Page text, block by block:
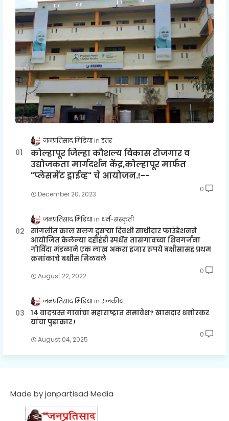
जनप्रतिसाद मिडिया इतर
कोल्हापूर जिल्हा कौशल्य विकास रोजगार व
उद्योजकता मार्गदर्शन केंद्र,कोल्हापूर मार्फत
"प्लेसमेंट ड्राईव्ह" चे आयोजन.!--
December 20, 2023
0
जनप्रतिसाद मिडिया धर्म-संस्कृती
सांगलीत काल सलग दुसऱ्या दिवशी साथीदार फाउंडेशनने
आयोजित केलेल्या दहीहंडी स्पर्धेत तासगावच्या शिवगर्जना
गोविंदा मंडळाने एक लाख अकरा हजार रुपये बक्षीसासह प्रथम
क्रमांकाचे बक्षीस मिळवले
August 22, 2022
0
जनप्रतिसाद मिडिया राजकीय.
१४ वादग्रस्त गावांचा महाराष्ट्रात समावेश? खासदार धनोरकर
यांचा पुढाकार.!
August 04, 2025
0
Made by janpartisad Media